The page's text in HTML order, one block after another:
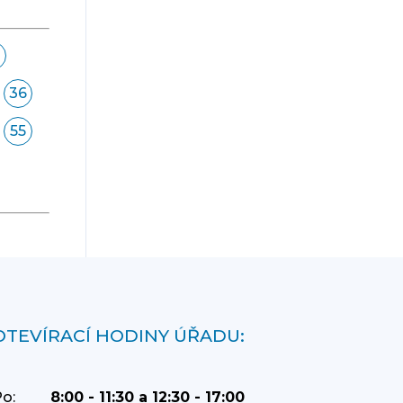
36
55
HODINY ÚŘADU:
8:00 - 11:30 a 12:30 - 17:00